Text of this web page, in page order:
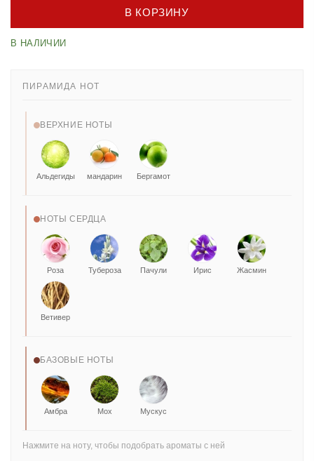
В КОРЗИНУ
В НАЛИЧИИ
ПИРАМИДА НОТ
ВЕРХНИЕ НОТЫ
Альдегиды мандарин Бергамот
НОТЫ СЕРДЦА
Роза Тубероза Пачули Ирис Жасмин
Ветивер
БАЗОВЫЕ НОТЫ
Амбра Мох Мускус
Нажмите на ноту, чтобы подобрать ароматы с ней